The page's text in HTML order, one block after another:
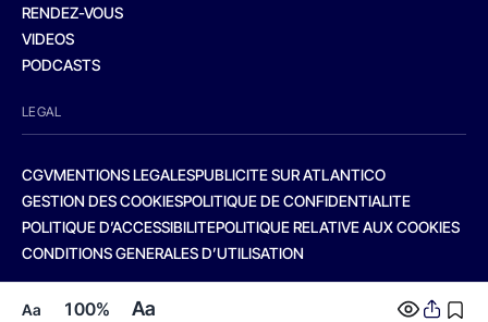
Aa 100% Aa
RENDEZ-VOUS
VIDEOS
PODCASTS
LEGAL
CGVMENTIONS LEGALESPUBLICITE SUR ATLANTICO
GESTION DES COOKIESPOLITIQUE DE CONFIDENTIALITE
POLITIQUE D’ACCESSIBILITEPOLITIQUE RELATIVE AUX COOKIES
CONDITIONS GENERALES D’UTILISATION